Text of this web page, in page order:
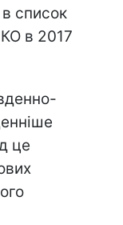
список
в 2017
це